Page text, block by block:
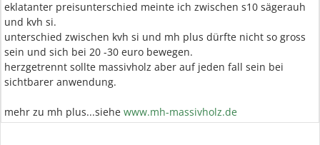
eklatanter preisunterschied meinte ich zwischen s10 sägerauh
und kvh si.
unterschied zwischen kvh si und mh plus dürfte nicht so gross
sein und sich bei 20 -30 euro bewegen.
herzgetrennt sollte massivholz aber auf jeden fall sein bei
sichtbarer anwendung.
mehr zu mh plus...siehe www.mh-massivholz.de